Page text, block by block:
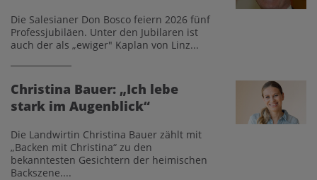
Die Salesianer Don Bosco feiern 2026 fünf
Professjubiläen. Unter den Jubilaren ist
auch der als „ewiger" Kaplan von Linz...
Christina Bauer: „Ich lebe
stark im Augenblick“
Die Landwirtin Christina Bauer zählt mit
„Backen mit Christina“ zu den
bekanntesten Gesichtern der heimischen
Backszene....